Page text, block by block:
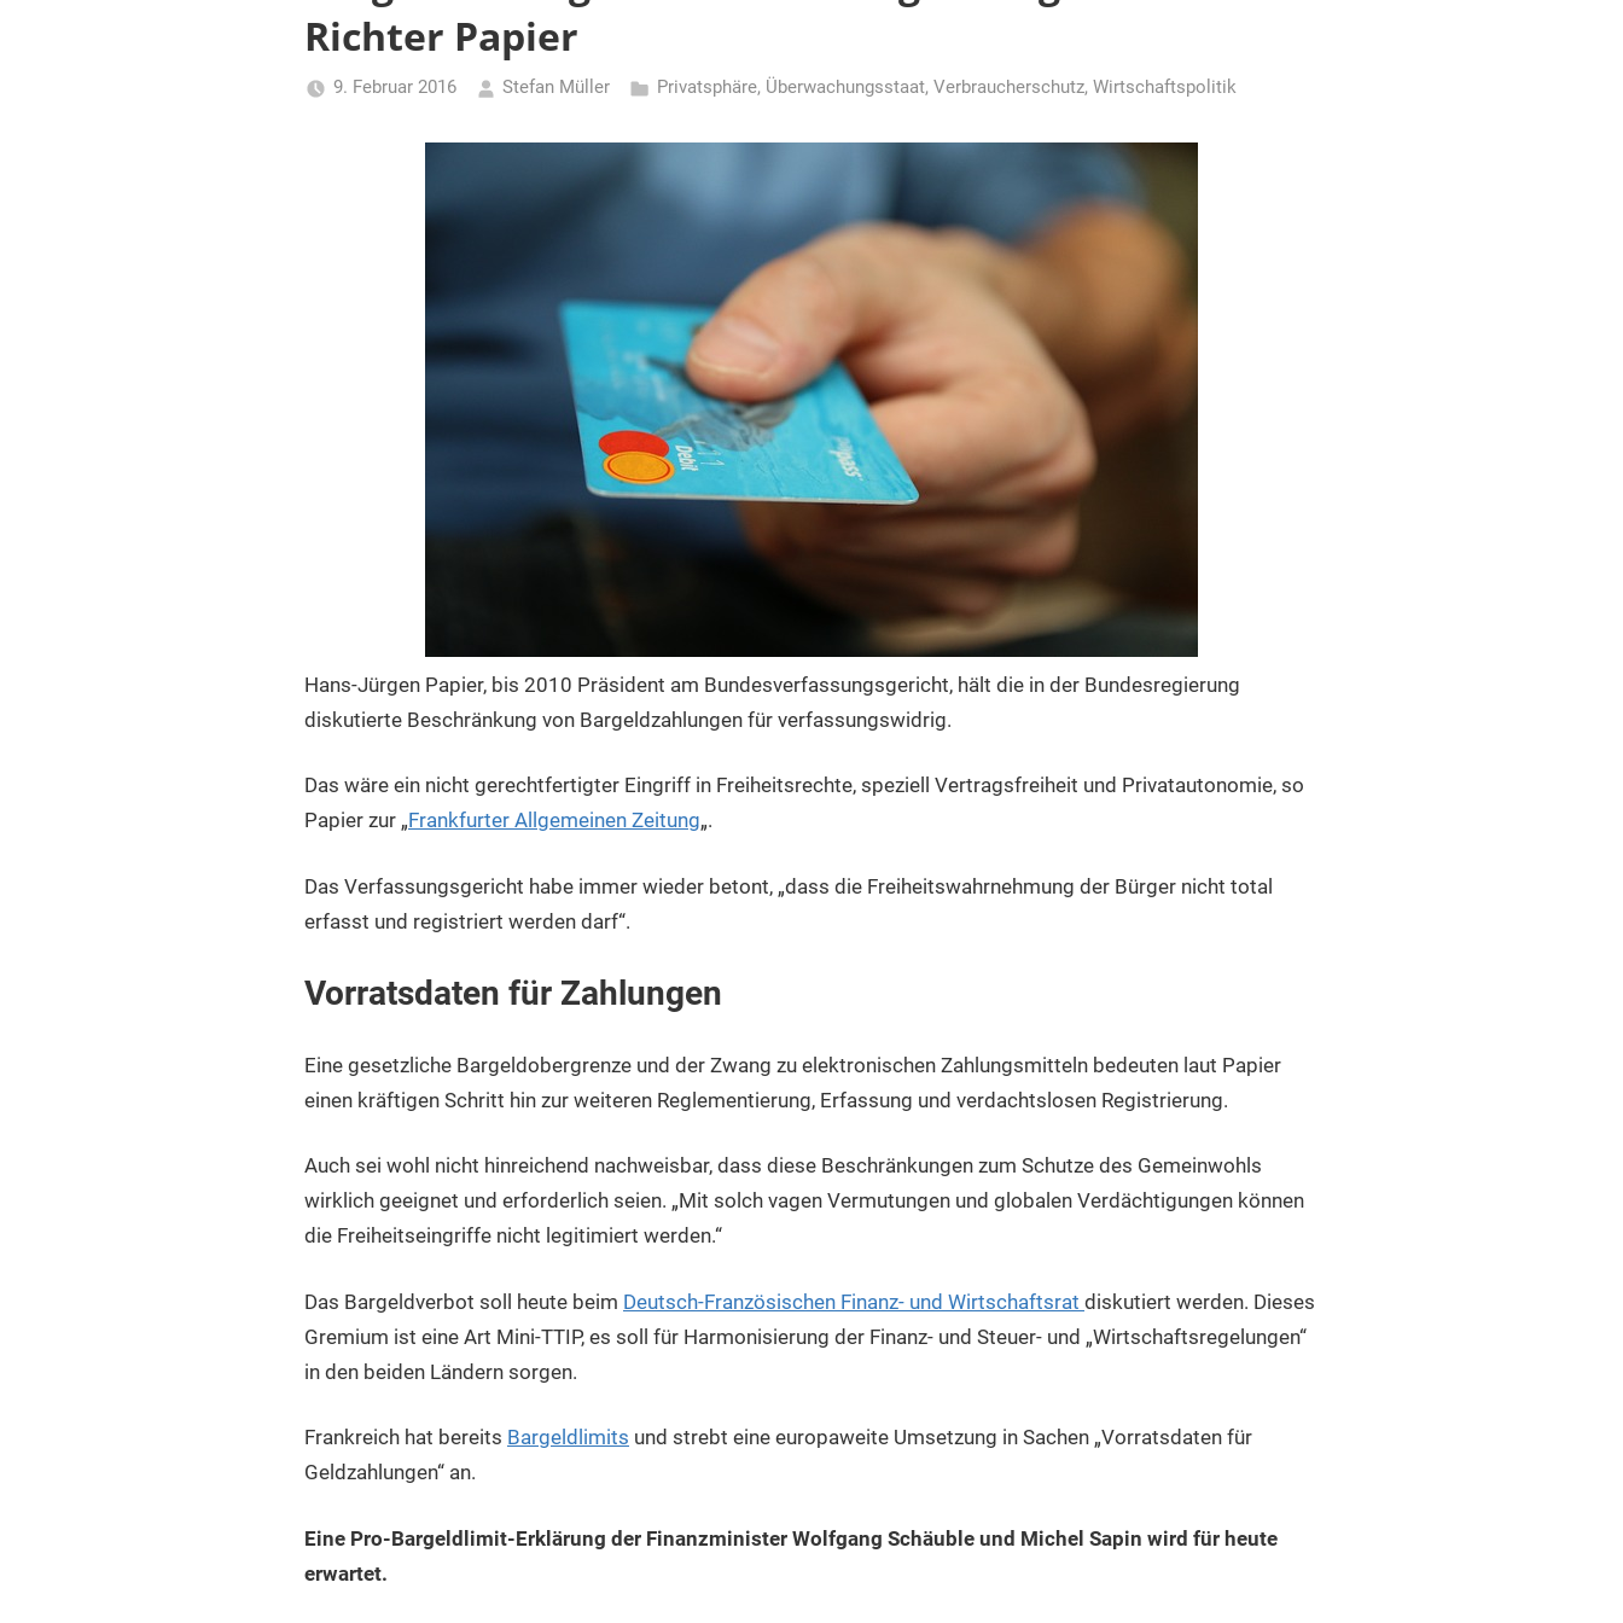
Richter Papier
9. Februar 2016 Stefan Müller Privatsphäre, Überwachungsstaat, Verbraucherschutz, Wirtschaftspolitik
Hans-Jürgen Papier, bis 2010 Präsident am Bundesverfassungsgericht, hält die in der Bundesregierung
diskutierte Beschränkung von Bargeldzahlungen für verfassungswidrig.
Das wäre ein nicht gerechtfertigter Eingriff in Freiheitsrechte, speziell Vertragsfreiheit und Privatautonomie, so
Papier zur „Frankfurter Allgemeinen Zeitung„.
Das Verfassungsgericht habe immer wieder betont, „dass die Freiheitswahrnehmung der Bürger nicht total
erfasst und registriert werden darf“.
Vorratsdaten für Zahlungen
Eine gesetzliche Bargeldobergrenze und der Zwang zu elektronischen Zahlungsmitteln bedeuten laut Papier
einen kräftigen Schritt hin zur weiteren Reglementierung, Erfassung und verdachtslosen Registrierung.
Auch sei wohl nicht hinreichend nachweisbar, dass diese Beschränkungen zum Schutze des Gemeinwohls
wirklich geeignet und erforderlich seien. „Mit solch vagen Vermutungen und globalen Verdächtigungen können
die Freiheitseingriffe nicht legitimiert werden.“
Das Bargeldverbot soll heute beim Deutsch-Französischen Finanz- und Wirtschaftsrat diskutiert werden. Dieses
Gremium ist eine Art Mini-TTIP, es soll für Harmonisierung der Finanz- und Steuer- und „Wirtschaftsregelungen“
in den beiden Ländern sorgen.
Frankreich hat bereits Bargeldlimits und strebt eine europaweite Umsetzung in Sachen „Vorratsdaten für
Geldzahlungen“ an.
Eine Pro-Bargeldlimit-Erklärung der Finanzminister Wolfgang Schäuble und Michel Sapin wird für heute
erwartet.